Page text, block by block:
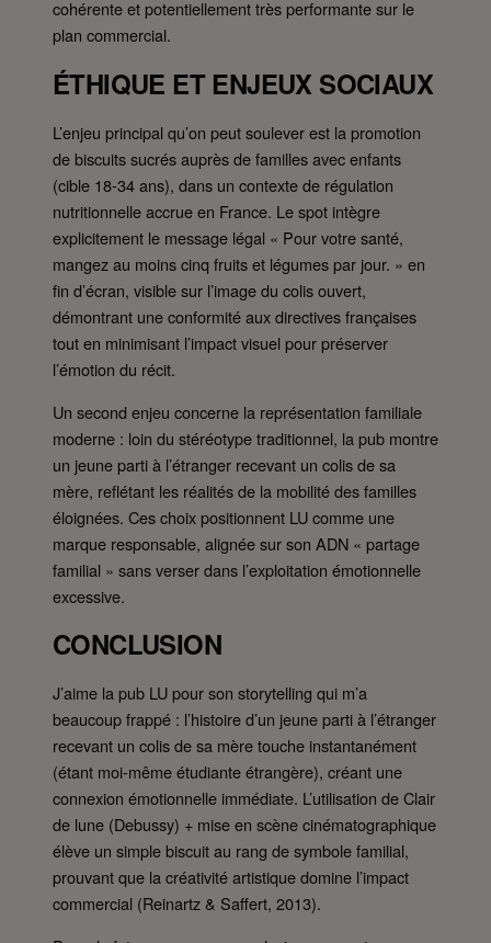
cohérente et potentiellement très performante sur le
plan commercial.
ÉTHIQUE ET ENJEUX SOCIAUX
L’enjeu principal qu’on peut soulever est la promotion
de biscuits sucrés auprès de familles avec enfants
(cible 18-34 ans), dans un contexte de régulation
nutritionnelle accrue en France. Le spot intègre
explicitement le message légal « Pour votre santé,
mangez au moins cinq fruits et légumes par jour. » en
fin d’écran, visible sur l’image du colis ouvert,
démontrant une conformité aux directives françaises
tout en minimisant l’impact visuel pour préserver
l’émotion du récit.
Un second enjeu concerne la représentation familiale
moderne : loin du stéréotype traditionnel, la pub montre
un jeune parti à l’étranger recevant un colis de sa
mère, reflétant les réalités de la mobilité des familles
éloignées. Ces choix positionnent LU comme une
marque responsable, alignée sur son ADN « partage
familial » sans verser dans l’exploitation émotionnelle
excessive.
CONCLUSION
J’aime la pub LU pour son storytelling qui m’a
beaucoup frappé : l’histoire d’un jeune parti à l’étranger
recevant un colis de sa mère touche instantanément
(étant moi-même étudiante étrangère), créant une
connexion émotionnelle immédiate. L’utilisation de Clair
de lune (Debussy) + mise en scène cinématographique
élève un simple biscuit au rang de symbole familial,
prouvant que la créativité artistique domine l’impact
commercial (Reinartz & Saffert, 2013).